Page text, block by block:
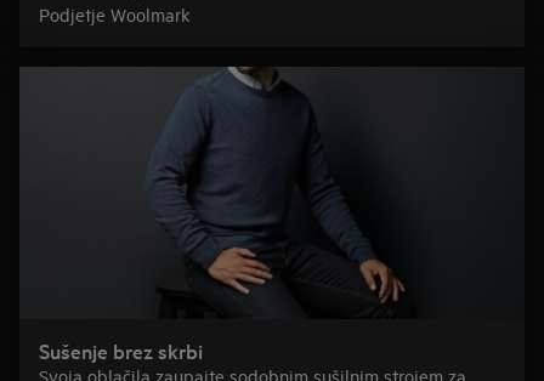
Podjetje Woolmark
Sušenje brez skrbi
Svoja oblačila zaupajte sodobnim sušilnim strojem za